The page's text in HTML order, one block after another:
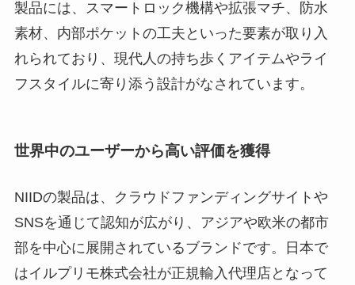
製品には、スマートロック機構や拡張マチ、防水
素材、内部ポケットの工夫といった要素が取り入
れられており、現代人の持ち歩くアイテムやライ
フスタイルに寄り添う設計がなされています。
世界中のユーザーから高い評価を獲得
NIIDの製品は、クラウドファンディングサイトや
SNSを通じて認知が広がり、アジアや欧米の都市
部を中心に展開されているブランドです。日本で
はイルプリモ株式会社が正規輸入代理店となって